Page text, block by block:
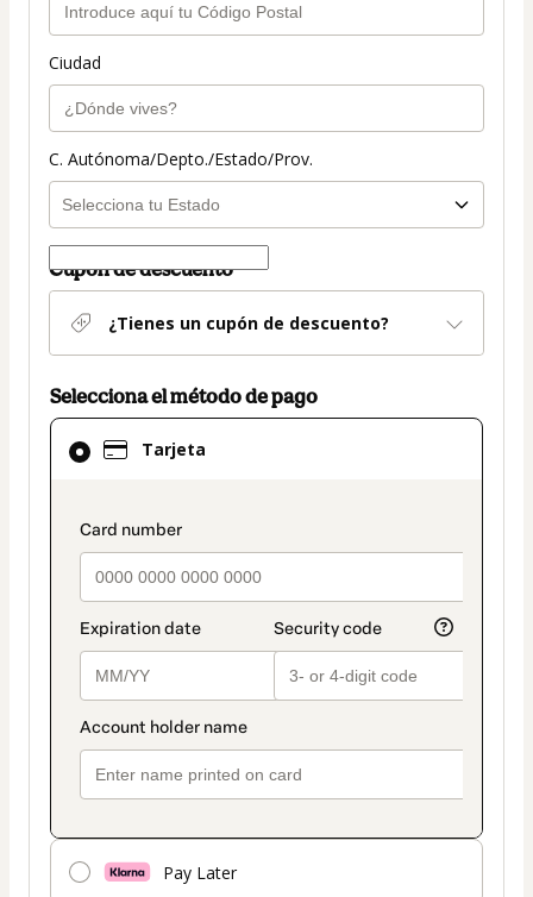
Ciudad
C. Autónoma/Depto./Estado/Prov.
Cupón de descuento
¿Tienes un cupón de descuento?
Selecciona el método de pago
Tarjeta
payment_data.section_title_v2
Pay Later
El
método
seleccionado
Tarjeta